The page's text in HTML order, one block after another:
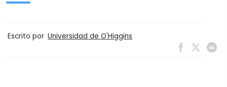
Escrito por Universidad de O'Higgins